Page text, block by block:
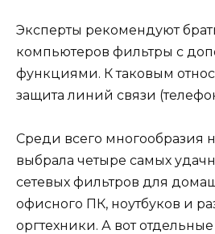
Эксперты рекомендуют
компьютеров фильтры с
функциями. К таковым
защита линий связи
Среди всего многообразия
выбрала четыре самых
сетевых фильтров для
офисного ПК, ноутбуков и
оргтехники. А вот